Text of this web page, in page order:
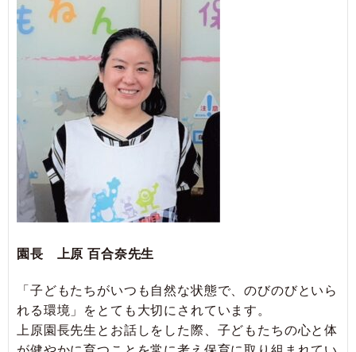
園長 上原 百合奈先生
「子どもたちがいつも自然な状態で、のびのびといら
れる環境」をとても大切にされています。
上原園長先生とお話しをした際、子どもたちの心と体